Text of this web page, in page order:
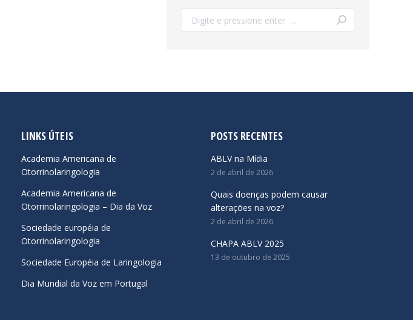
Search:
LINKS ÚTEIS
Academia Americana de
Otorrinolaringologia
Academia Americana de
Otorrinolaringologia – Dia da Voz
Sociedade européia de
Otorrinolaringologia
Sociedade Européia de Laringologia
Dia Mundial da Voz em Portugal
POSTS RECENTES
ABLV na Mídia
2 de abril de 2026
Quais doenças podem causar
alterações na voz?
2 de abril de 2026
CHAPA ABLV 2025
13 de outubro de 2025